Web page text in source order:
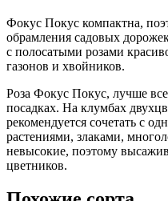
Фокус Покус компактна,
обрамления садовых
с полосатыми розами
газонов и хвойников.
Роза Фокус Покус, лучше
посадках. На клумбах
рекомендуется сочетать с
растениями, злаками,
невысокие, поэтому
цветников.